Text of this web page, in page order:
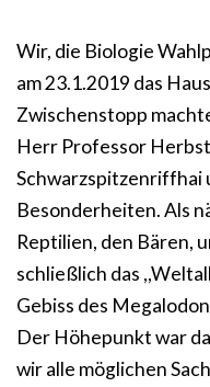
Wir, die Biologie
am 23.1.2019 das
Zwischenstopp
Herr Professor
Schwarzspitzenriffhai
Besonderheiten. Als
Reptilien, den Bären,
schließlich das
Gebiss des
Der Höhepunkt war
wir alle möglichen